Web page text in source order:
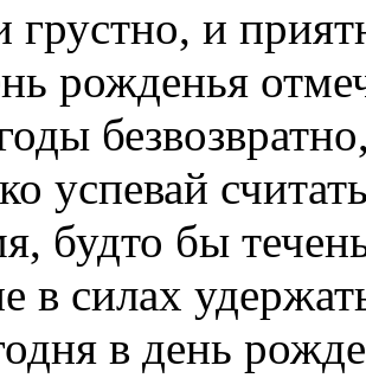
грустно, и
рожденья
успевай
будто бы
в силах
в день